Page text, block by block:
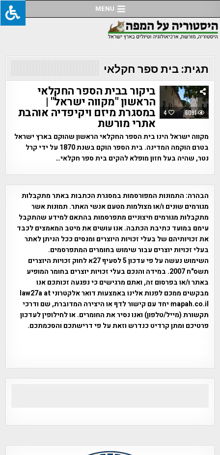
to
content
MENU
תגית:בית ספר חקלאי
4 6091
ביקור בבית הספר החקלאי
הראשון "מקווה ישראל" |
במסגרת מיזם ויקיפדיה אוהבת
אתרי מורשת
מקווה ישראל הינו בית הספר החקלאי הראשון שהוקם בארץ ישראל
בטרם הוקמה המדינה. בית הספר הוקם בשנת 1870 על ידי קרל
נטר, שהיה בעל חזון מופלא להקים בית ספר חקלאי…
הבהרה: התמונות המפורסמות במסגרת הכתבות באתר מתקבלות
מגורמים שונים ו/או מצולמות מטעם אנשי האתר. תמונות אשר
מתקבלות מגורמים חיצוניים מתפרסמות בהתאם למידע שהתקבל
עימם במועד כתיבת הכתבה. אנו עושים את מיטב המאמצים לכבד
את זכויותיהם של בעלי זכויות היוצרים ומנסים ככל הניתן לאתר
בעלי זכויות יוצרים עבור שימוש בחומרים המתפרסמים.
השימוש נעשה על פי עדכון 5 לסעיף 27א לחוק זכויות היוצרים
תשס"ח 2007. במידה והנכם בעלי זכויות יוצרים בחומר המופיע
באתר ו/או בפרסום זה, ואתם מרגישים כי נפגעה זכותכם אנו
מבקשים ממכם לפנות אלינו באמצעות דואר אלקטרוני law27a at
mapah.co.il יחד עם קישור לדף או היצירה המדוברת, שם ודרכי
תקשורת (מייל/טלפון) ואנו נסיר את החומרים. או לחילופין לעדכון
פרטיכם ומתן קרדיט כנדרש וזאת על פי דרישתכם והסכמתכם.